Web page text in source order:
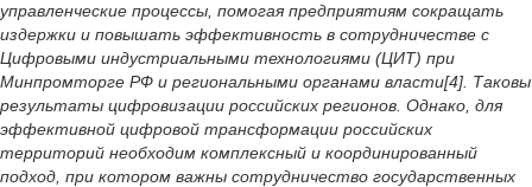
управленческие процессы, помогая предприятиям сокращать
издержки и повышать эффективность в сотрудничестве с
Цифровыми индустриальными технологиями (ЦИТ) при
Минпромторге РФ и региональными органами власти[4]. Таковы
результаты цифровизации российских регионов. Однако, для
эффективной цифровой трансформации российских
территорий необходим комплексный и координированный
подход, при котором важны сотрудничество государственных